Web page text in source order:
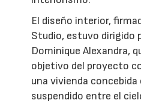
El diseño interior,
Studio, estuvo dirigido
Dominique Alexandra,
objetivo del proyecto
una vivienda
suspendido entre el